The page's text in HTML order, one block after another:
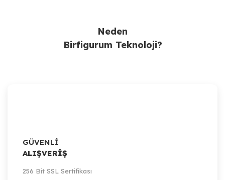
Neden
Birfigurum Teknoloji?
GÜVENLİ
ALIŞVERİŞ
256 Bit SSL Sertifikası